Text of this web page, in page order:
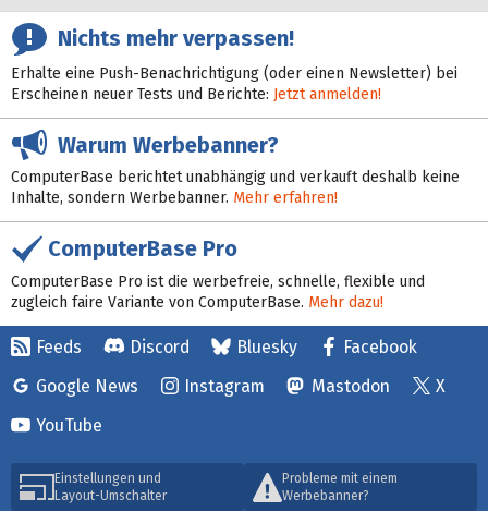
Nichts mehr verpassen!
Erhalte eine Push-Benachrichtigung (oder einen Newsletter) bei
Erscheinen neuer Tests und Berichte: Jetzt anmelden!
Warum Werbebanner?
ComputerBase berichtet unabhängig und verkauft deshalb keine
Inhalte, sondern Werbebanner. Mehr erfahren!
ComputerBase Pro
ComputerBase Pro ist die werbefreie, schnelle, flexible und
zugleich faire Variante von ComputerBase. Mehr dazu!
Feeds Discord Bluesky
Facebook
Google News
Instagram Mastodon
X
YouTube
Einstellungen und
Layout-Umschalter
Probleme mit einem
Werbebanner?